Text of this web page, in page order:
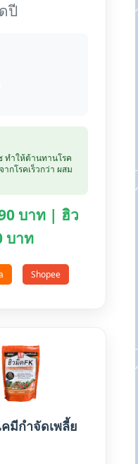
ปี
ทำให้ต้านทานโรค
กโรคเร็วกว่า ผสม
บาท | ฮิว
บาท
Shopee
คมีกำจัดเพลี้ย